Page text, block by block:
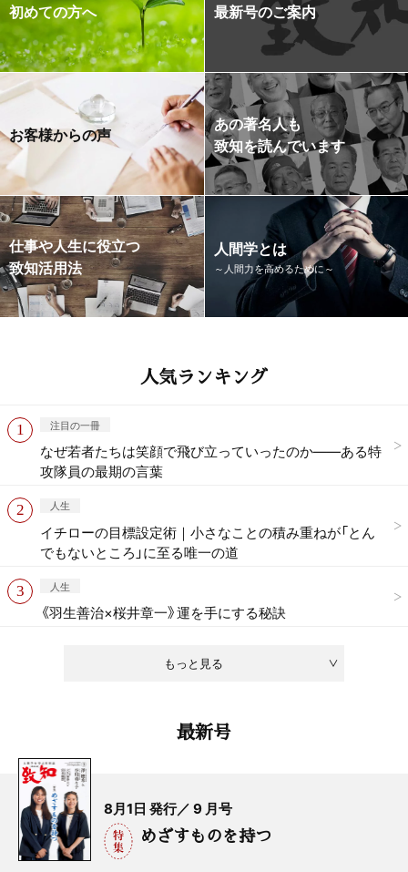
初めての方へ 最新号のご案内
お客様からの声
あの著名人も
致知を読んでいます
仕事や人生に役立つ
致知活用法
人間学とは
～人間力を高めるために～
人気ランキング
もっと見る
注目の一冊
なぜ若者たちは笑顔で飛び立っていったのか——ある特
攻隊員の最期の言葉
人生
イチローの目標設定術｜小さなことの積み重ねが「とん
でもないところ」に至る唯一の道
人生
《羽生善治×桜井章一》運を手にする秘訣
最新号
8月1日 発行／ 9 月号
めざすものを持つ